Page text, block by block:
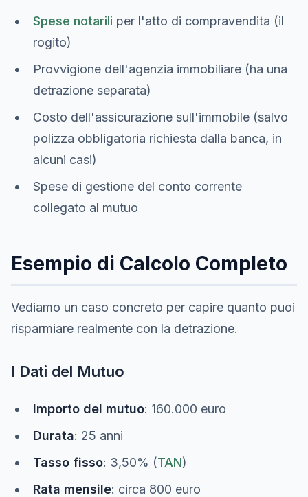
Spese notarili per l'atto di compravendita (il
rogito)
Provvigione dell'agenzia immobiliare (ha una
detrazione separata)
Costo dell'assicurazione sull'immobile (salvo
polizza obbligatoria richiesta dalla banca, in
alcuni casi)
Spese di gestione del conto corrente
collegato al mutuo
Esempio di Calcolo Completo
Vediamo un caso concreto per capire quanto puoi
risparmiare realmente con la detrazione.
I Dati del Mutuo
Importo del mutuo: 160.000 euro
Durata: 25 anni
Tasso fisso: 3,50% (TAN)
Rata mensile: circa 800 euro